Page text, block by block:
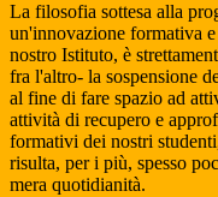
La filosofia sottesa alla
un'innovazione formativa
nostro Istituto, è
fra l'altro- la sospensione
al fine di fare spazio ad
attività di recupero e
formativi dei nostri
risulta, per i più, spesso
mera quotidianità.